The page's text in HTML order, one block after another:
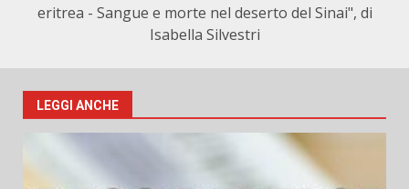
eritrea - Sangue e morte nel deserto del Sinai", di
Isabella Silvestri
LEGGI ANCHE